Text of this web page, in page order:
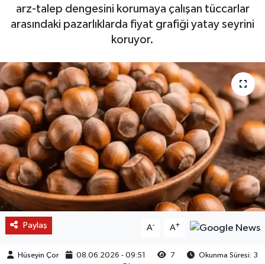
arz-talep dengesini korumaya çalışan tüccarlar
arasındaki pazarlıklarda fiyat grafiği yatay seyrini
koruyor.
Paylaş A- A+
Hüseyin Çor 08.06.2026 - 09:51 7
Okunma Süresi: 3